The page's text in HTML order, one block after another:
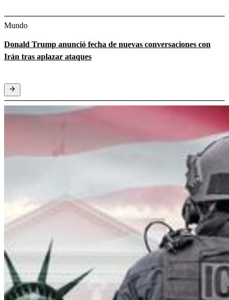
Mundo
Donald Trump anunció fecha de nuevas conversaciones con
Irán tras aplazar ataques